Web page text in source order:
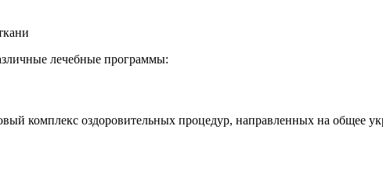
лечебные программы:
комплекс оздоровительных процедур, направленных на общее